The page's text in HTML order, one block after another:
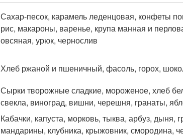
Сахар-песок, карамель леденцовая, конфеты
рис, макароны, варенье, крупа манная и
овсяная, урюк, чернослив
Хлеб ржаной и пшеничный, фасоль, горох,
Сырки творожные сладкие, мороженое, хлеб
свекла, виноград, вишни, черешня, гранаты,
Кабачки, капуста, морковь, тыква, арбуз,
мандарины, клубника, крыжовник, смородина,